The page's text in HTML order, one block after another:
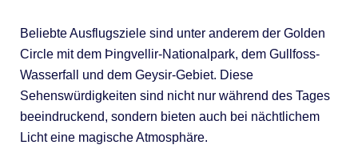
Beliebte Ausflugsziele sind unter anderem der Golden
Circle mit dem Þingvellir-Nationalpark, dem Gullfoss-
Wasserfall und dem Geysir-Gebiet. Diese
Sehenswürdigkeiten sind nicht nur während des Tages
beeindruckend, sondern bieten auch bei nächtlichem
Licht eine magische Atmosphäre.